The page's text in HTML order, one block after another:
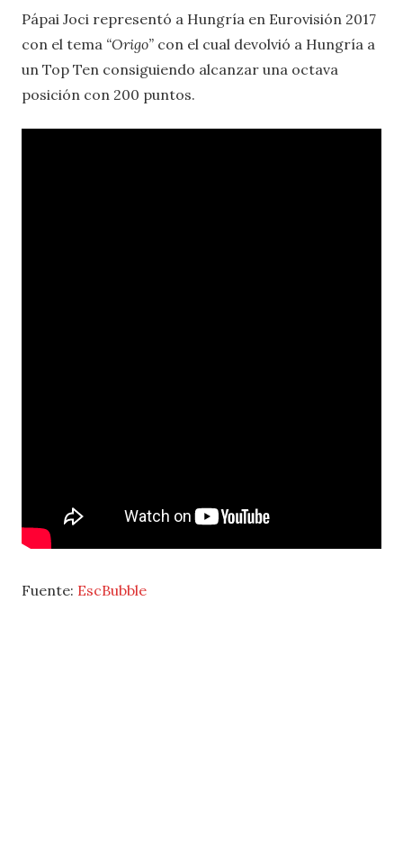
Pápai Joci representó a Hungría en Eurovisión 2017
con el tema “Origo” con el cual devolvió a Hungría a
un Top Ten consiguiendo alcanzar una octava
posición con 200 puntos.
Fuente: EscBubble